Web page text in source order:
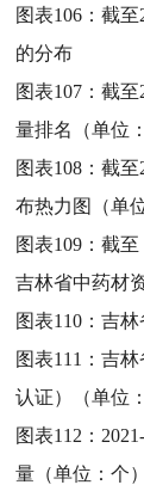
图表106：截至
的分布
图表107：截至
量排名（单位
图表108：截至
布热力图（单
图表109：截至
吉林省中药材
图表110：吉林
图表111：吉林
认证）（单位
图表112：
量（单位：个）